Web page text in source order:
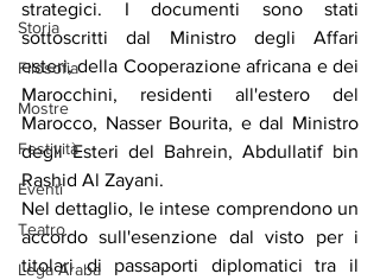
Storia
Filosofia
Mostre
Festività
Eventi
Teatro
Lega Araba
strategici. I documenti sono stati
sottoscritti dal Ministro degli Affari
esteri, della Cooperazione africana e dei
Marocchini, residenti all'estero del
Marocco, Nasser Bourita, e dal Ministro
degli Esteri del Bahrein, Abdullatif bin
Rashid Al Zayani.
Nel dettaglio, le intese comprendono un
accordo sull'esenzione dal visto per i
titolari di passaporti diplomatici tra il